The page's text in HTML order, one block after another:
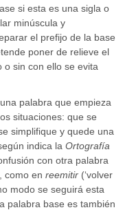
si esta es una sigla o
minúscula y
el prefijo de la base
poner de relieve el
o sin con ello se evita
palabra que empieza
situaciones: que se
simplifique y quede una
indica laOrtografía
con otra palabra
como enreemitir (‘volver
modo se seguirá esta
palabra base es también